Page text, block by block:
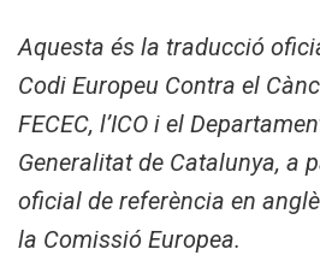
Aquesta és la traducció
Codi Europeu Contra el
FECEC, l’ICO i el
Generalitat de Catalunya, a
oficial de referència en
la Comissió Europea.